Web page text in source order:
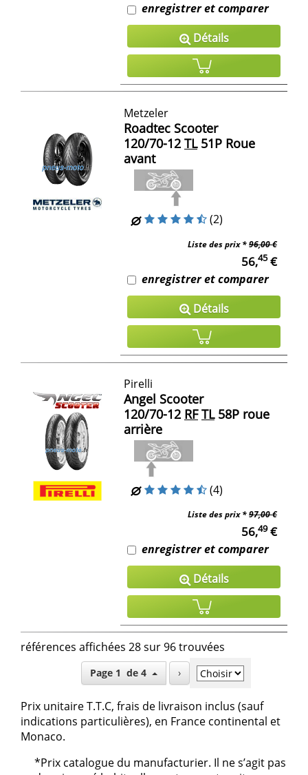
enregistrer et comparer
Détails
Metzeler
Roadtec Scooter
120/70-12 TL51P Roue
avant
(2)
Liste des prix *96,00 €
56,45€
enregistrer et comparer
Détails
Pirelli
Angel Scooter
120/70-12 RF TL58P roue
arrière
(4)
Liste des prix *97,00 €
56,49€
enregistrer et comparer
Détails
références affichées 28 sur 96 trouvées
Page 1 de 4 ›
Prix unitaire T.T.C, frais de livraison inclus (sauf
indications particulières), en France continental et
Monaco.
*Prix catalogue du manufacturier. Il ne s’agit pas